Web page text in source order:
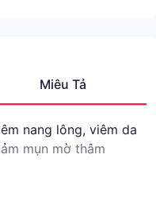
Miêu Tả
nang lông, viêm da
mụn mờ thâm